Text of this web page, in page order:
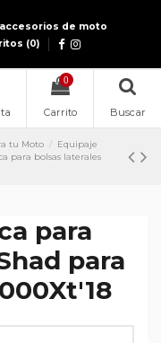
de moto
(0)
0
Carrito Buscar
tu Moto
Equipaje
para bolsas laterales
para
para